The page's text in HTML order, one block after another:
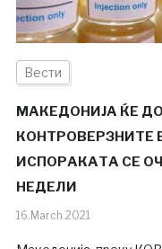
Вести
МАКЕДОНИЈА ЌЕ
КОНТРОВЕРЗНИТЕ
ИСПОРАКАТА СЕ
НЕДЕЛИ
16.March.2021